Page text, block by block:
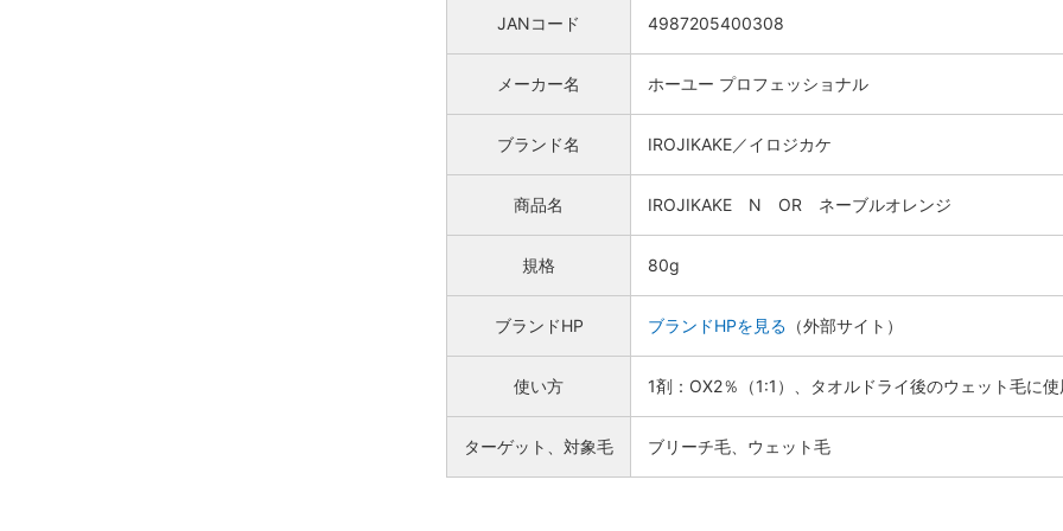
JANコード 4987205400308
メーカー名 ホーユー プロフェッショナル
ブランド名 IROJIKAKE／イロジカケ
商品名 IROJIKAKE N OR ネーブルオレンジ
規格 80g
ブランドHP ブランドHPを見る （外部サイト）
使い方 1剤：OX2％（1:1）、タオルドライ後のウェット毛に使
ターゲット、対象毛 ブリーチ毛、ウェット毛